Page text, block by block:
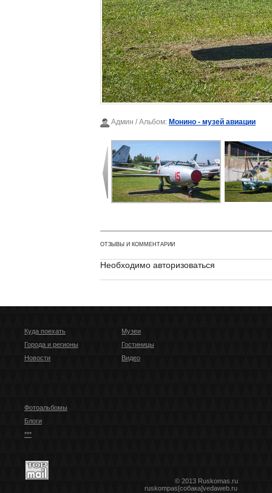
Админ / Альбом: Монино - музей авиации
ОТЗЫВЫ И КОММЕНТАРИИ
Необходимо авторизоваться
Куда поехать
Города и регионы
Новости
Музеи
Гостиницы
Видео
Фотоальбомы
Блоги
***
© 2013 Ruskomas.ru
ruskompas[собака]vedaweb.ru